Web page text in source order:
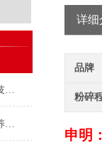
铝壳电池破碎机的工作原理与技术特点
软包锂电池破碎机的维护与保养指南
详细
品牌
粉碎
申明